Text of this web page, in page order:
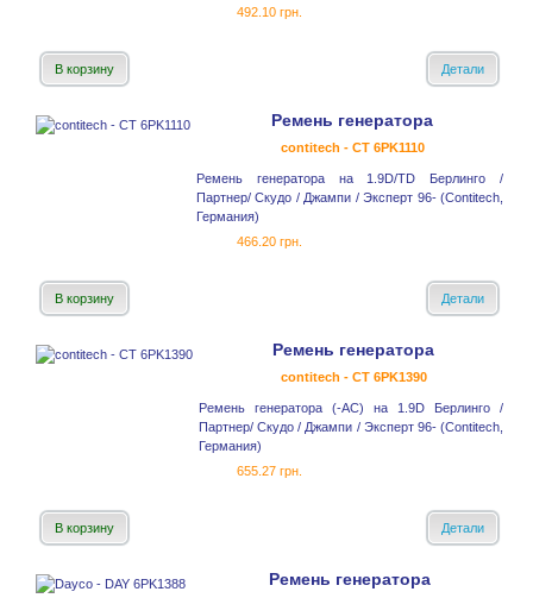
492.10 грн.
В корзину Детали
Ремень генератора
contitech - CT 6PK1110
Ремень генератора на 1.9D/TD Берлинго /
Партнер/ Скудо / Джампи / Эксперт 96- (Contitech,
Германия)
466.20 грн.
В корзину Детали
Ремень генератора
contitech - CT 6PK1390
Ремень генератора (-AC) на 1.9D Берлинго /
Партнер/ Скудо / Джампи / Эксперт 96- (Contitech,
Германия)
655.27 грн.
В корзину Детали
Ремень генератора